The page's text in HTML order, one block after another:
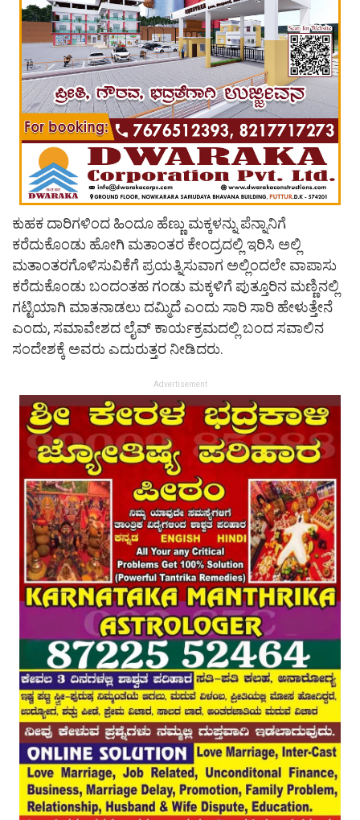
ಕುಹಕ ದಾರಿಗಳಿಂದ ಹಿಂದೂ ಹೆಣ್ಣು ಮಕ್ಕಳನ್ನು ಪೆನ್ನಾನಿಗೆ
ಕರೆದುಕೊಂಡು ಹೋಗಿ ಮತಾಂತರ ಕೇಂದ್ರದಲ್ಲಿ ಇರಿಸಿ ಅಲ್ಲಿ
ಮತಾಂತರಗೊಳಿಸುವಿಕೆಗೆ ಪ್ರಯತ್ನಿಸುವಾಗ ಅಲ್ಲಿಂದಲೇ ವಾಪಾಸು
ಕರೆದುಕೊಂಡು ಬಂದಂತಹ ಗಂಡು ಮಕ್ಕಳಿಗೆ ಪುತ್ತೂರಿನ ಮಣ್ಣಿನಲ್ಲಿ
ಗಟ್ಟಿಯಾಗಿ ಮಾತನಾಡಲು ದಮ್ಮಿದೆ ಎಂದು ಸಾರಿ ಸಾರಿ ಹೇಳುತ್ತೇನೆ
ಎಂದು, ಸಮಾವೇಶದ ಲೈವ್ ಕಾರ್ಯಕ್ರಮದಲ್ಲಿ ಬಂದ ಸವಾಲಿನ
ಸಂದೇಶಕ್ಕೆ ಅವರು ಎದುರುತ್ತರ ನೀಡಿದರು.
Advertisement